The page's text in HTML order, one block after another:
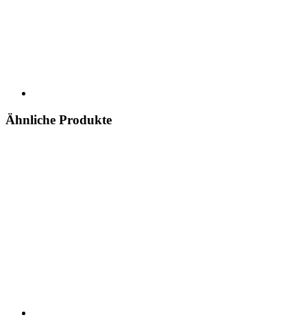
Ähnliche Produkte